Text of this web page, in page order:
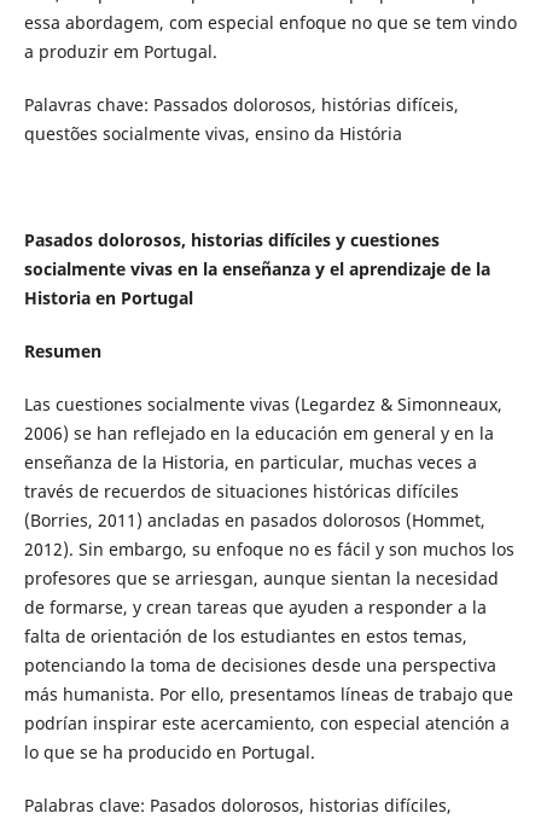
essa abordagem, com especial enfoque no que se tem vindo
a produzir em Portugal.
Palavras chave: Passados dolorosos, histórias difíceis,
questões socialmente vivas, ensino da História
Pasados ​​dolorosos, historias difíciles y cuestiones
socialmente vivas en la enseñanza y el aprendizaje de la
Historia en Portugal
Resumen
Las cuestiones socialmente vivas (Legardez & Simonneaux,
2006) se han reflejado en la educación em general y en la
enseñanza de la Historia, en particular, muchas veces a
través de recuerdos de situaciones históricas difíciles
(Borries, 2011) ancladas en pasados ​​dolorosos (Hommet,
2012). Sin embargo, su enfoque no es fácil y son muchos los
profesores que se arriesgan, aunque sientan la necesidad
de formarse, y crean tareas que ayuden a responder a la
falta de orientación de los estudiantes en estos temas,
potenciando la toma de decisiones desde una perspectiva
más humanista. Por ello, presentamos líneas de trabajo que
podrían inspirar este acercamiento, con especial atención a
lo que se ha producido en Portugal.
Palabras clave: Pasados ​​dolorosos, historias difíciles,